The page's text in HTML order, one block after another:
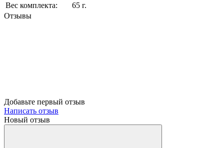
Вес комплекта:
65 г.
Отзывы
Добавьте первый отзыв
Написать отзыв
Новый отзыв